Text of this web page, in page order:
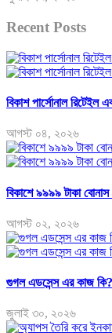
Recent Posts
বিকাশ পার্সোনাল রিটেইল
আগস্ট ০৪, ২০২৬
বিকাশে ৯৯৯৯ টাকা
আগস্ট ০২, ২০২৬
গুগল এডসেন্স এর কাজ
জুলাই ৩০, ২০২৬